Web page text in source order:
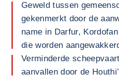
Geweld tussen
gekenmerkt door de
name in Darfur,
die worden
Verminderde
aanvallen door de